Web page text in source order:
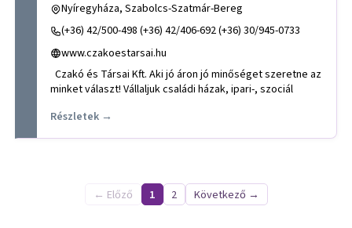
Nyíregyháza, Szabolcs-Szatmár-Bereg
(+36) 42/500-498 (+36) 42/406-692 (+36) 30/945-0733
www.czakoestarsai.hu
Czakó és Társai Kft. Aki jó áron jó minőséget szeretne az
minket választ! Vállaljuk családi házak, ipari-, szociál
Részletek →
← Előző 1 2 Következő →